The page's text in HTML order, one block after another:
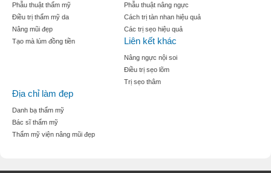
Phẫu thuật thẩm mỹ
Điều trị thẩm mỹ da
Nâng mũi đẹp
Tạo mà lúm đồng tiền
Phẫu thuật nâng ngực
Cách trị tàn nhan hiệu quả
Các trị sẹo hiệu quả
Liên kết khác
Nâng ngực nội soi
Điều trị sẹo lõm
Trị sẹo thâm
Địa chỉ làm đẹp
Danh bạ thẩm mỹ
Bác sĩ thẩm mỹ
Thẩm mỹ viện nâng mũi đẹp